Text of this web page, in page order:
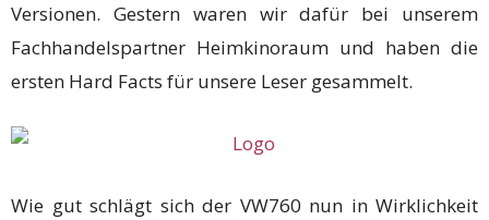
Versionen. Gestern waren wir dafür bei unserem
Fachhandelspartner Heimkinoraum und haben die
ersten Hard Facts für unsere Leser gesammelt.
Wie gut schlägt sich der VW760 nun in Wirklichkeit